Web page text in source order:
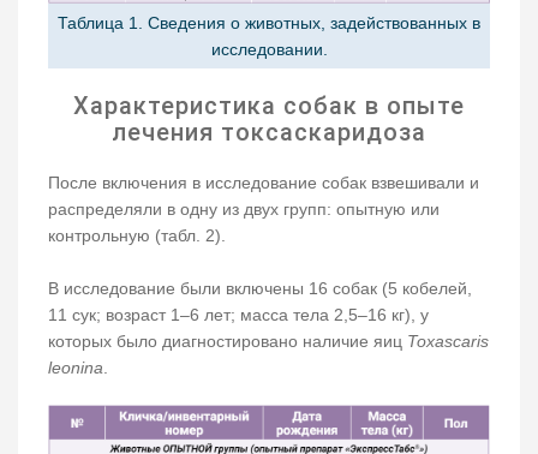
Таблица 1. Сведения о животных, задействованных в
исследовании.
Характеристика собак в опыте
лечения токсаскаридоза
После включения в исследование собак взвешивали и
распределяли в одну из двух групп: опытную или
контрольную (табл. 2).
В исследование были включены 16 собак (5 кобелей,
11 сук; возраст 1–6 лет; масса тела 2,5–16 кг), у
которых было диагностировано наличие яиц Toxascaris
leonina